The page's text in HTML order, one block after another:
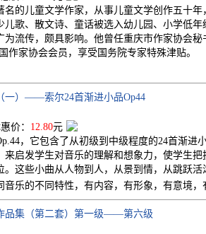
名的儿童文学作家，从事儿童文学创作五十
儿歌、散文诗、童话被选入幼儿园、小学低
为流传，颇具影响。他曾任重庆市作家协会
作家协会会员，享受国务院专家特殊津贴。
一）——索尔24首渐进小品Op44
价： 12.80元
，它包含了从初级到中级程度的24首渐进
来启发学生对音乐的理解和想象力，使学生
。这些小曲从人物到人，从景到情，从跳跃
音乐的不同特性，有内容，有形象，有意境
品集（第二套）第一级——第六级